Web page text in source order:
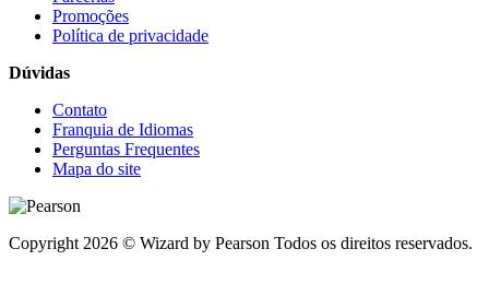
Promoções
Política de privacidade
Dúvidas
Contato
Franquia de Idiomas
Perguntas Frequentes
Mapa do site
Copyright 2026 © Wizard by Pearson Todos os direitos reservados.